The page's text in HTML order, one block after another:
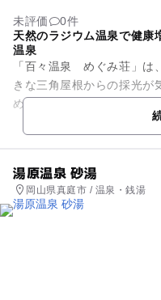
未評価
0件
天然のラジウム温泉で健康
温泉
「百々温泉 めぐみ荘」は
きな三角屋根からの採光が
めます。ただでさえリーズ
は割引があり気軽に利用で
湯原温泉 砂湯
岡山県真庭市 / 温泉・銭湯